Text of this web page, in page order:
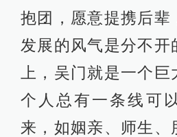
抱团，愿意提携后辈
发展的风气是分不开
上，吴门就是一个
个人总有一条线可
来，如姻亲、师生、